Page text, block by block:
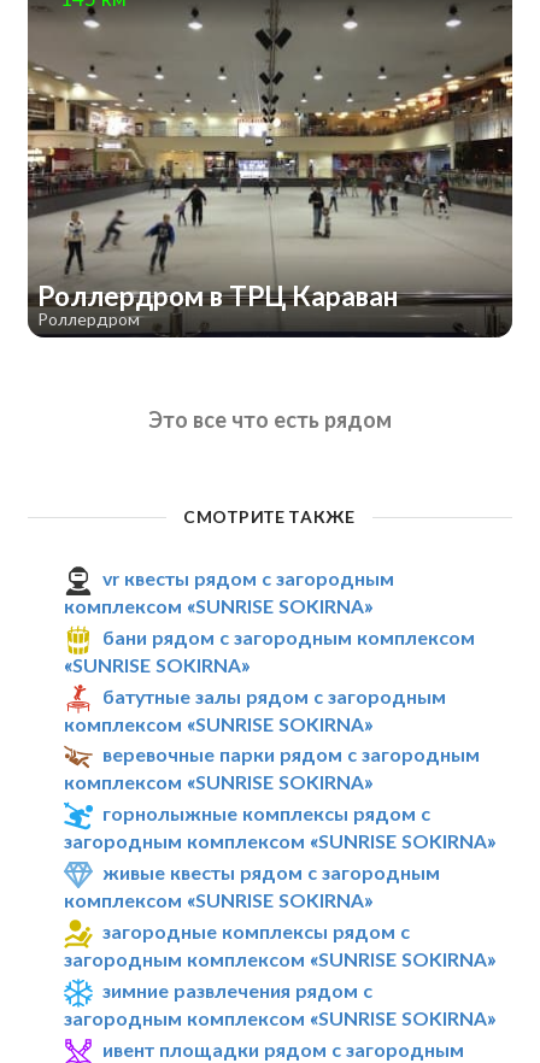
Роллердром в ТРЦ Караван
Роллердром
Это все что есть рядом
СМОТРИТЕ ТАКЖЕ
vr квесты рядом с загородным
комплексом «SUNRISE SOKIRNA»
бани рядом с загородным комплексом
«SUNRISE SOKIRNA»
батутные залы рядом с загородным
комплексом «SUNRISE SOKIRNA»
веревочные парки рядом с загородным
комплексом «SUNRISE SOKIRNA»
горнолыжные комплексы рядом с
загородным комплексом «SUNRISE SOKIRNA»
живые квесты рядом с загородным
комплексом «SUNRISE SOKIRNA»
загородные комплексы рядом с
загородным комплексом «SUNRISE SOKIRNA»
зимние развлечения рядом с
загородным комплексом «SUNRISE SOKIRNA»
ивент площадки рядом с загородным